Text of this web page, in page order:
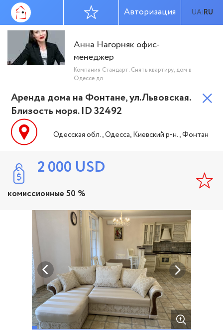
UA|RU
Авторизация
Анна Нагорняк офис-
менеджер
Компания Стандарт. Снять квартиру, дом в
Одессе дл
Аренда дома на Фонтане, ул.Львовская.
Близость моря. ID 32492
Одесская обл., Одесса, Киевский р-н., Фонтан
2 000 USD
комиссионные 50 %